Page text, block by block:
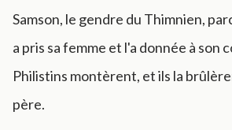
Samson, le gendre du Thimnien,
a pris sa femme et l'a donnée à son
Philistins montèrent, et ils la
père.